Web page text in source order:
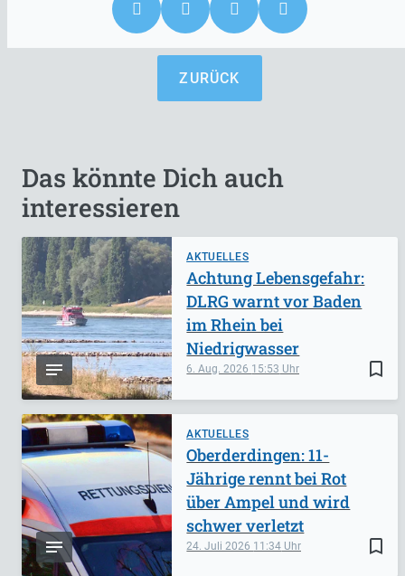
ZURÜCK
Das könnte Dich auch
interessieren
AKTUELLES
bookmark_border
6. Aug. 2026 15:53
Achtung Lebensgefahr:
DLRG warnt vor Baden
im Rhein bei
Niedrigwasser
AKTUELLES
bookmark_border
24. Juli 2026 11:34
Oberderdingen: 11-
Jährige rennt bei Rot
über Ampel und wird
schwer verletzt